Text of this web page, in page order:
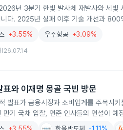
년 3분기 한빛 발사체 재발사와 세빛
다. 2025년 실패 이후 기술 개선과 800
+3.55% 우주항공 +3.09%
26.07.14
표와 이재명 몽골 국빈 방문
발표가 금융시장과 소비업계를 주목시
기 국채 입찰, 연준 인사들의 연설이 예